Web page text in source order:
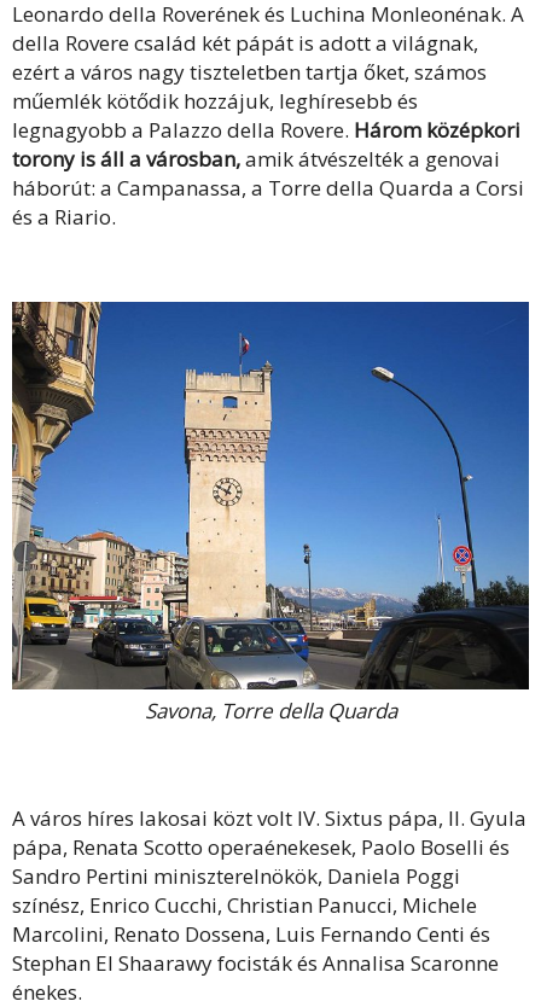
Leonardo della Roverének és Luchina Monleonénak. A
della Rovere család két pápát is adott a világnak,
ezért a város nagy tiszteletben tartja őket, számos
műemlék kötődik hozzájuk, leghíresebb és
legnagyobb a Palazzo della Rovere. Három középkori
torony is áll a városban,amik átvészelték a genovai
háborút: a Campanassa, a Torre della Quarda a Corsi
és a Riario.
Savona, Torre della Quarda
A város híres lakosai közt volt IV. Sixtus pápa, II. Gyula
pápa, Renata Scotto operaénekesek, Paolo Boselli és
Sandro Pertini miniszterelnökök, Daniela Poggi
színész, Enrico Cucchi, Christian Panucci, Michele
Marcolini, Renato Dossena, Luis Fernando Centi és
Stephan El Shaarawy focisták és Annalisa Scaronne
énekes.